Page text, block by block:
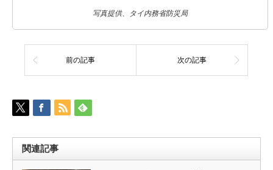
写真提供、タイ内務省防災局
前の記事 次の記事
関連記事